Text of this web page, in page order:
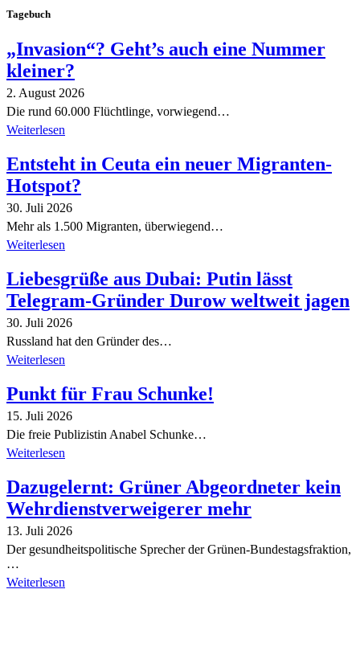
Tagebuch
„Invasion“? Geht’s auch eine Nummer
kleiner?
2. August 2026
Die rund 60.000 Flüchtlinge, vorwiegend…
Weiterlesen
Entsteht in Ceuta ein neuer Migranten-
Hotspot?
30. Juli 2026
Mehr als 1.500 Migranten, überwiegend…
Weiterlesen
Liebesgrüße aus Dubai: Putin lässt
Telegram-Gründer Durow weltweit jagen
30. Juli 2026
Russland hat den Gründer des…
Weiterlesen
Punkt für Frau Schunke!
15. Juli 2026
Die freie Publizistin Anabel Schunke…
Weiterlesen
Dazugelernt: Grüner Abgeordneter kein
Wehrdienstverweigerer mehr
13. Juli 2026
Der gesundheitspolitische Sprecher der Grünen-Bundestagsfraktion,
…
Weiterlesen